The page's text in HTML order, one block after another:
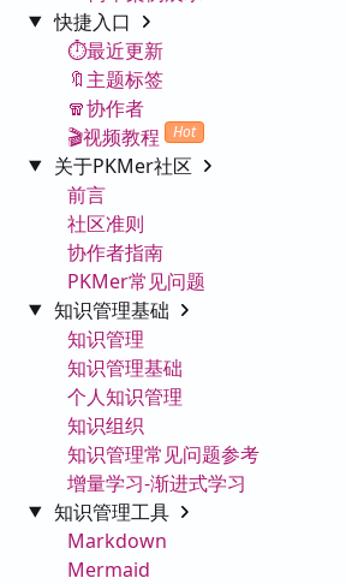
快捷入口
⏱️最近更新
🔖主题标签
🧣协作者
🎬视频教程
Hot
关于PKMer社区
前言
社区准则
协作者指南
PKMer常见问题
知识管理基础
知识管理
知识管理基础
个人知识管理
知识组织
知识管理常见问题参考
增量学习-渐进式学习
知识管理工具
Markdown
Mermaid